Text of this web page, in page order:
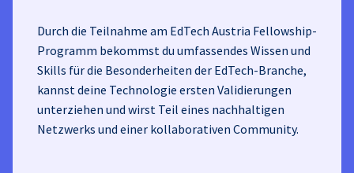
Durch die Teilnahme am EdTech Austria Fellowship-
Programm bekommst du umfassendes Wissen und
Skills für die Besonderheiten der EdTech-Branche,
kannst deine Technologie ersten Validierungen
unterziehen und wirst Teil eines nachhaltigen
Netzwerks und einer kollaborativen Community.